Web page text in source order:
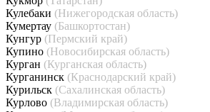
Кулебаки (Нижегородская область)
Кумертау (Башкортостан)
Кунгур (Пермский край)
Купино (Новосибирская область)
Курган (Курганская область)
Курганинск (Краснодарский край)
Курильск (Сахалинская область)
Курлово (Владимирская область)